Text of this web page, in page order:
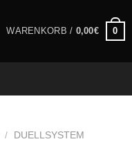
WARENKORB / 0,00€ 0
/ DUELLSYSTEM